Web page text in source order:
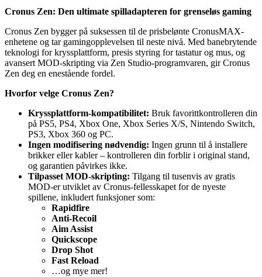
Cronus Zen: Den ultimate spilladapteren for grenseløs gaming
Cronus Zen bygger på suksessen til de prisbelønte CronusMAX-
enhetene og tar gamingopplevelsen til neste nivå. Med banebrytende
teknologi for kryssplattform, presis styring for tastatur og mus, og
avansert MOD-skripting via Zen Studio-programvaren, gir Cronus
Zen deg en enestående fordel.
Hvorfor velge Cronus Zen?
Kryssplattform-kompatibilitet: Bruk favorittkontrolleren din
på PS5, PS4, Xbox One, Xbox Series X/S, Nintendo Switch,
PS3, Xbox 360 og PC.
Ingen modifisering nødvendig: Ingen grunn til å installere
brikker eller kabler – kontrolleren din forblir i original stand,
og garantien påvirkes ikke.
Tilpasset MOD-skripting: Tilgang til tusenvis av gratis
MOD-er utviklet av Cronus-fellesskapet for de nyeste
spillene, inkludert funksjoner som:
Rapidfire
Anti-Recoil
Aim Assist
Quickscope
Drop Shot
Fast Reload
…og mye mer!